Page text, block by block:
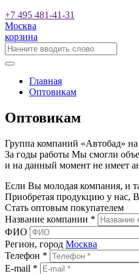
+7 495 481-41-31
Москва
корзина
Главная
Оптовикам
Оптовикам
Группа компаний «Автобад»
За годы работы Мы смогли
и на данный момент не имеет
Если Вы молодая компания, и
Приобретая продукцию у нас,
Стать оптовым покупателем
Название компании *
ФИО
Регион, город Москва
Телефон *
E-mail *